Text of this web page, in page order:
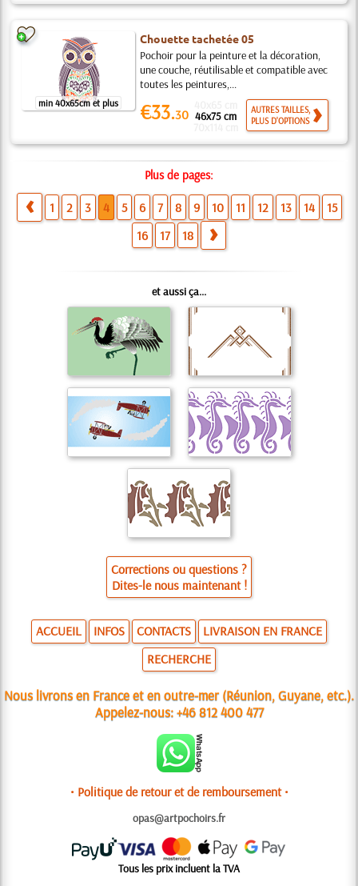
min 40x65cm et plus
Chouette tachetée 05
Pochoir pour la peinture et la décoration,
une couche, réutilisable et compatible avec
toutes les peintures,...
€33.30 46x75 cm
AUTRES TAILLES,
PLUS D'OPTIONS
Plus de pages:
1 2 3 4 5 6 7 8 9 10 11 12 13 14
15
16
17 18
et aussi ça...
Corrections ou questions ?
Dites-le nous maintenant !
ACCUEIL INFOS CONTACTS
LIVRAISON EN FRANCE
RECHERCHE
Nous livrons en France et en outre-mer (Réunion, Guyane, etc.).
Appelez-nous:+46 812 400 477
• Politique de retour et de remboursement •
opas@artpochoirs.fr
Tous les prix incluent la TVA